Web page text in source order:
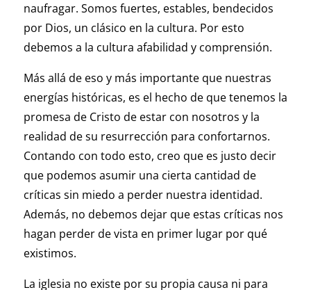
naufragar. Somos fuertes, estables, bendecidos
por Dios, un clásico en la cultura. Por esto
debemos a la cultura afabilidad y comprensión.
Más allá de eso y más importante que nuestras
energías históricas, es el hecho de que tenemos la
promesa de Cristo de estar con nosotros y la
realidad de su resurrección para confortarnos.
Contando con todo esto, creo que es justo decir
que podemos asumir una cierta cantidad de
críticas sin miedo a perder nuestra identidad.
Además, no debemos dejar que estas críticas nos
hagan perder de vista en primer lugar por qué
existimos.
La iglesia no existe por su propia causa ni para